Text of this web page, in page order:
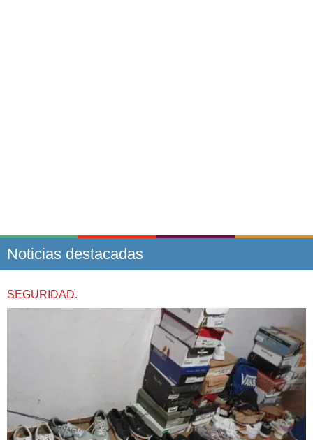
Noticias destacadas
SEGURIDAD.